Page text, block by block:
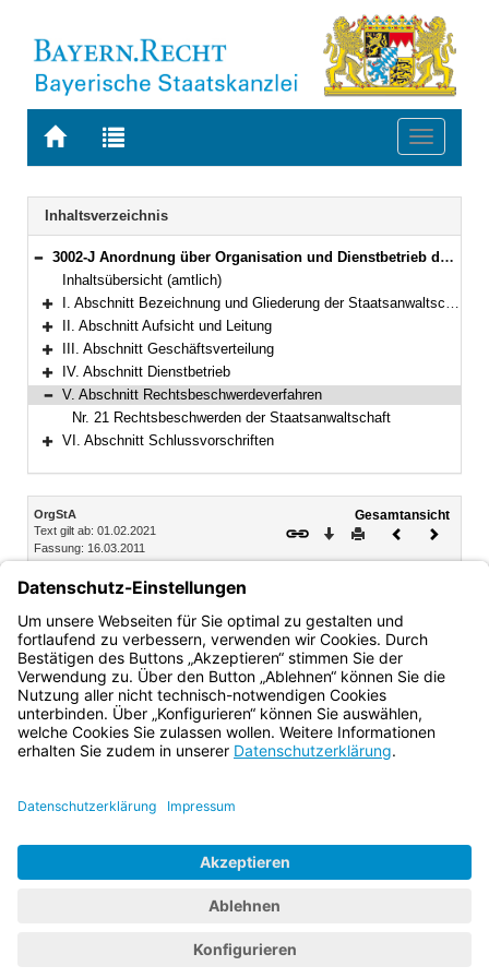
Zur
BAYERN.RECHT
Zur
letzten
Suche
Toggle
Navigation
Inhaltsverzeichnis
Bereich reduzieren
3002-J Anordnung über Organisation und Dienstbetrieb der Staatsanwaltschaften (OrgStA) Bekanntmachung des Bayerischen Staatsministeriums der Justiz und für Verbraucherschutz vom 16. März 2011, Az. 3262 - II - 3110/2010 (JMBl. S. 53)
Inhaltsübersicht (amtlich)
Bereich erweitern
I. Abschnitt Bezeichnung und Gliederung der Staatsanwaltschaften
Bereich erweitern
II. Abschnitt Aufsicht und Leitung
Bereich erweitern
III. Abschnitt Geschäftsverteilung
Bereich erweitern
IV. Abschnitt Dienstbetrieb
Bereich reduzieren
V. Abschnitt Rechtsbeschwerdeverfahren
Nr. 21 Rechtsbeschwerden der Staatsanwaltschaft
VI. Abschnitt Schlussvorschriften
Inhalt
OrgStA
Text gilt ab: 01.02.2021
Fassung: 16.03.2011
Gesamtansicht
Download
DruckenVorheriges
V. Abschnitt
Rechtsbeschwerdeverfahren
Nr. 21 Rechtsbeschwerden der Staatsanwaltschaft
Bayern.de
BayernPortal
Impressum